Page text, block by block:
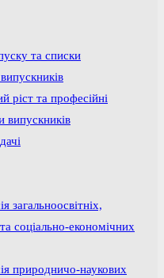
та списки
ріст та професійні
випускників
загальноосвітніх,
соціально-економічних
природничо-наукових